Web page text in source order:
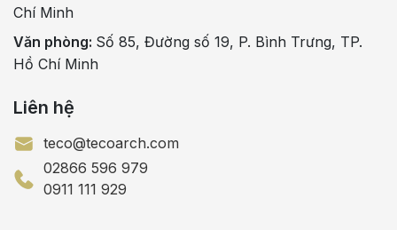
Chí Minh
Văn phòng: Số 85, Đường số 19, P. Bình Trưng, TP.
Hồ Chí Minh
Liên hệ
teco@tecoarch.com
02866 596 979
0911 111 929